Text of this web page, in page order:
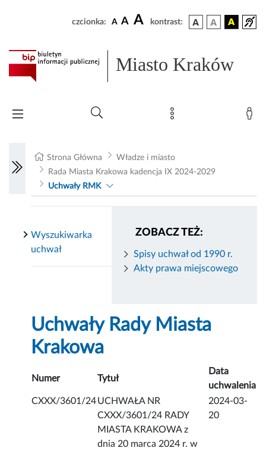
czcionka: A A A kontrast:
Miasto Kraków
Strona Główna
Władze i miasto
Rada Miasta Krakowa kadencja IX 2024-2029
Uchwały RMK
ZOBACZ TEŻ:
Spisy uchwał od 1990 r.
Akty prawa miejscowego
Wyszukiwarka
uchwał
Uchwały Rady Miasta
Krakowa
Numer Tytuł
Data
uchwalenia
CXXX/3601/24UCHWAŁA NR
CXXX/3601/24 RADY
MIASTA KRAKOWA z
dnia 20 marca 2024 r. w
2024-03-
20